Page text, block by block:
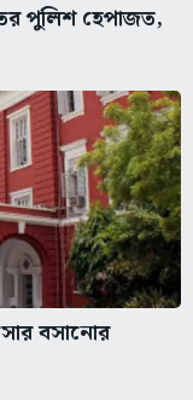
পুলিশ হেপাজত,
বসানোর